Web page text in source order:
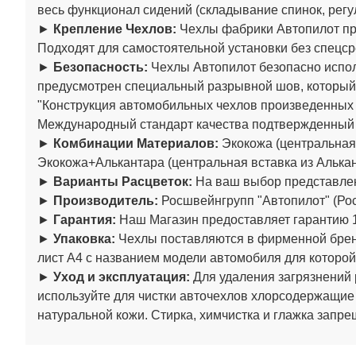
весь функционал сидений (складывание спинок,
► Крепление Чехлов: Чехлы фабрики Автопилот
Подходят для самостоятельной установки без
► Безопасность: Чехлы Автопилот безопасно
предусмотрен специальный разрывной шов,
"Конструкция автомобильных чехлов
Международный стандарт качества
► Комбинации Материалов: Экокожа
Экокожа+Алькантара (центральная вставка из
► Варианты Расцветок: На ваш выбор
► Производитель: Росшвейнгрупп "Автопилот"
► Гарантия: Наш Магазин предоставляет
► Упаковка: Чехлы поставляются в фирменной
лист А4 с названием модели автомобиля для
► Уход и эксплуатация: Для удаления
используйте для чистки авточехлов
натуральной кожи. Стирка, химчистка и глажка